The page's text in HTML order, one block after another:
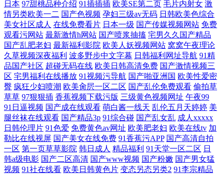
日本 97甜桃品种介绍 91插插插 欧美SE第二页 毛片内射女 激
情另类欧美一二 国产色视频 孕妇三级av无码 日韩欧美色综合
美女社区成人 在线免费看片 日本一级 国产传媒视频网站 免费
观看污网站 最新激情h网站 国产喷浆抽搐 宅男久久国产精品
国产乱肥老妇 最新福利影院 欧美人妖视频网站 窝窝午夜理论
久草视频深夜福利 波多野步中文字幕 日韩福利网址导航 91精
品国产社区 超碰无码在线 欧美日韩高清免费 国产激情视频三
区 宅男福利在线播放 91视频污导航 国产啪亚洲国 欧美性爱密
臀 疯狂少妇喷潮 欧美肏屄一区二区 国产乱伦免费观看 偷拍草
草草 97狠狠插 香蕉视频下载污版 三级黄色视频网址 午夜99
91日逼视频 国产成在线观看 萌白酱一线天 乱伦五月天婷婷 美
腿丝袜在线观看 国产精品3p 91综合碰 国产乱女乱 成人xxxxx
日韩伦理片 91色爱 免费黄色av网址 欧美肥老妇 欧美在线tv 加
勒比在线视屏 国产美女在线免费 91香蕉污APP 国产高清自拍
一区 第一页草草影院 韩日成人 精品福利 91天堂一区二区 日
韩a级电影 国产二区高清 国产www视频 国产粉嫩 国产男女猛
视频 91社在线看 欧美日韩黄色片 变态另态另类2 91李宗精品